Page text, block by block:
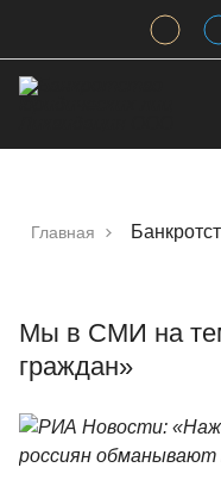
Главная
Мы в СМИ на
граждан»